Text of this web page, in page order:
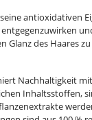
antioxidativen
des Haares
Nachhaltigkeit
Inhaltsstoffen,